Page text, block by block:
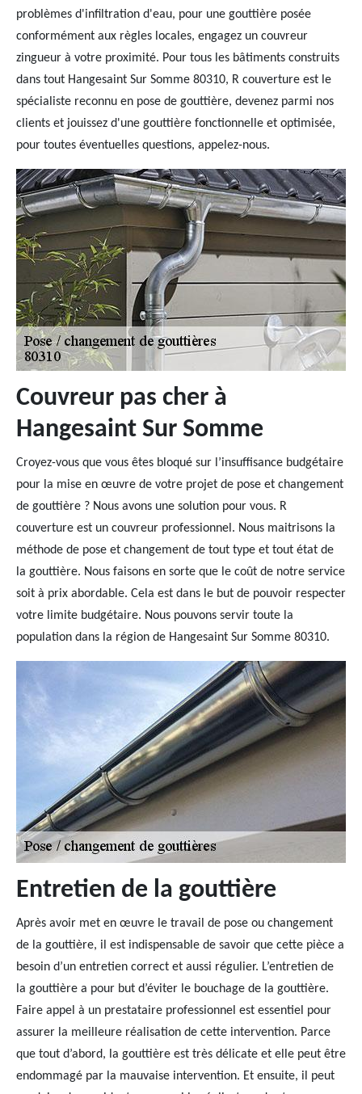
problèmes d'infiltration d'eau, pour une gouttière posée
conformément aux règles locales, engagez un couvreur
zingueur à votre proximité. Pour tous les bâtiments construits
dans tout Hangesaint Sur Somme 80310, R couverture est le
spécialiste reconnu en pose de gouttière, devenez parmi nos
clients et jouissez d'une gouttière fonctionnelle et optimisée,
pour toutes éventuelles questions, appelez-nous.
Couvreur pas cher à
Hangesaint Sur Somme
Croyez-vous que vous êtes bloqué sur l’insuffisance budgétaire
pour la mise en œuvre de votre projet de pose et changement
de gouttière ? Nous avons une solution pour vous. R
couverture est un couvreur professionnel. Nous maitrisons la
méthode de pose et changement de tout type et tout état de
la gouttière. Nous faisons en sorte que le coût de notre service
soit à prix abordable. Cela est dans le but de pouvoir respecter
votre limite budgétaire. Nous pouvons servir toute la
population dans la région de Hangesaint Sur Somme 80310.
Entretien de la gouttière
Après avoir met en œuvre le travail de pose ou changement
de la gouttière, il est indispensable de savoir que cette pièce a
besoin d’un entretien correct et aussi régulier. L’entretien de
la gouttière a pour but d’éviter le bouchage de la gouttière.
Faire appel à un prestataire professionnel est essentiel pour
assurer la meilleure réalisation de cette intervention. Parce
que tout d’abord, la gouttière est très délicate et elle peut être
endommagé par la mauvaise intervention. Et ensuite, il peut